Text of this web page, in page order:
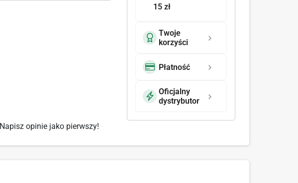
15 zł
Twoje
korzyści
Płatność
Oficjalny
dystrybutor
Napisz opinie jako pierwszy!